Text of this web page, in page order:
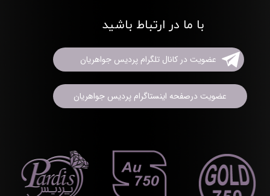
با ما در ارتباط باشید
عضویت در کانال تلگرام پردیس جواهریان
عضویت درصفحه اینستاگرام پردیس جواهریان